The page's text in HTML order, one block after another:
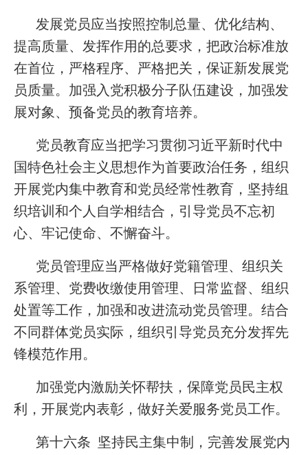
发展党员应当按照控制总量、优化结构、
提高质量、发挥作用的总要求，把政治标准放
在首位，严格程序、严格把关，保证新发展党
员质量。加强入党积极分子队伍建设，加强发
展对象、预备党员的教育培养。
党员教育应当把学习贯彻习近平新时代中
国特色社会主义思想作为首要政治任务，组织
开展党内集中教育和党员经常性教育，坚持组
织培训和个人自学相结合，引导党员不忘初
心、牢记使命、不懈奋斗。
党员管理应当严格做好党籍管理、组织关
系管理、党费收缴使用管理、日常监督、组织
处置等工作，加强和改进流动党员管理。结合
不同群体党员实际，组织引导党员充分发挥先
锋模范作用。
加强党内激励关怀帮扶，保障党员民主权
利，开展党内表彰，做好关爱服务党员工作。
第十六条 坚持民主集中制，完善发展党内